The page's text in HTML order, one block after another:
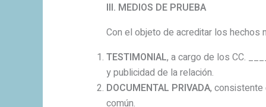
III. MEDIOS DE PRUEBA
Con el objeto de acreditar los hechos
TESTIMONIAL, a cargo de los CC.
y publicidad de la relación.
DOCUMENTAL PRIVADA, consistente
común.